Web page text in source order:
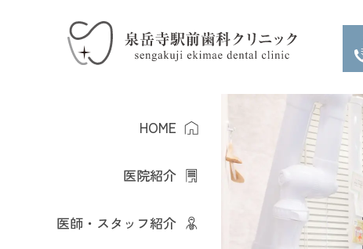
HOME
医院紹介
医師・スタッフ紹介